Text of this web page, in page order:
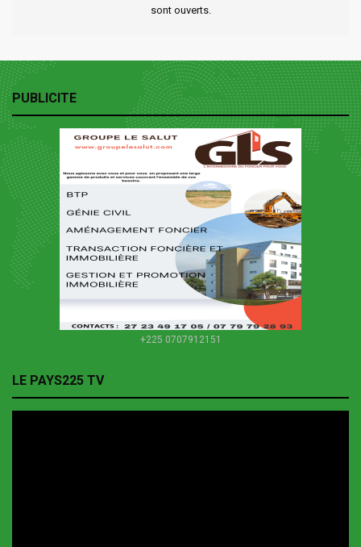
sont ouverts.
PUBLICITE
+225 0707912151
LE PAYS225 TV